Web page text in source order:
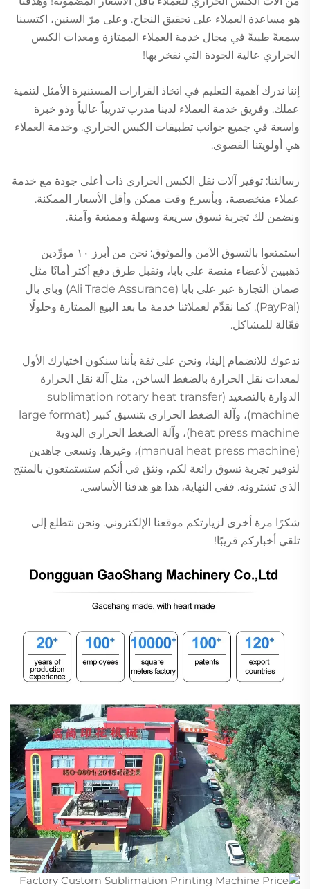
هو مساعدة العملاء على تحقيق النجاح. وعلى مرّ السنين، اكتسبنا
سمعةً طيبةً في مجال خدمة العملاء الممتازة ومعدات الكبس
الحراري عالية الجودة التي نفخر بها!
إننا ندرك أهمية التعليم في اتخاذ القرارات المستنيرة الأمثل لتنمية
عملك. وفريق خدمة العملاء لدينا مدرب تدريباً عالياً وذو خبرة
واسعة في جميع جوانب تطبيقات الكبس الحراري. وخدمة العملاء
هي أولويتنا القصوى.
رسالتنا: توفير آلات نقل الكبس الحراري ذات أعلى جودة مع خدمة
عملاء متخصصة، وبأسرع وقت ممكن وأقل الأسعار الممكنة.
ونضمن لك تجربة تسوق سريعة وسهلة وممتعة وآمنة.
استمتعوا بالتسوق الآمن والموثوق: نحن من أبرز ١٠ مورِّدين
ذهبيين لأعضاء منصة علي بابا، ونقبل طرق دفع أكثر أمانًا مثل
ضمان التجارة عبر علي بابا (Ali Trade Assurance) وباي بال
(PayPal). كما نقدِّم لعملائنا خدمة ما بعد البيع الممتازة وحلولًا
فعّالة للمشاكل.
ندعوك للانضمام إلينا، ونحن على ثقة بأننا سنكون اختيارك الأول
لمعدات نقل الحرارة بالضغط الساخن، مثل آلة نقل الحرارة
الدوارة بالتصعيد (sublimation rotary heat transfer
machine)، وآلة الضغط الحراري بتنسيق كبير (large format
heat press machine)، وآلة الضغط الحراري اليدوية
(manual heat press machine)، وغيرها. ونسعى جاهدين
لتوفير تجربة تسوق رائعة لكم، ونثق في أنكم ستستمتعون بالمنتج
الذي تشترونه. ففي النهاية، هذا هو هدفنا الأساسي.
شكرًا مرة أخرى لزيارتكم موقعنا الإلكتروني. ونحن نتطلع إلى
تلقي أخباركم قريبًا!